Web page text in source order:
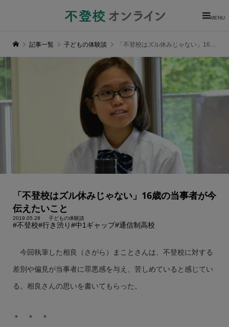
MENU
記事一覧 子どもの体験談 「不登校はズル休みじゃない」16歳の当事者が今伝えたいこと
「不登校はズル休みじゃない」16歳の当事者が今
伝えたいこと
2019.05.28 子どもの体験談
#不登校#行き渋り#中1ギャップ#通信制高校
今回執筆した相良（さがら）まことさんは、不登校に対する
差別や偏見が当事者に罪悪感を与え、苦しめていると感じてい
る。相良さんの思いを書いてもらった。
＊ ＊ ＊